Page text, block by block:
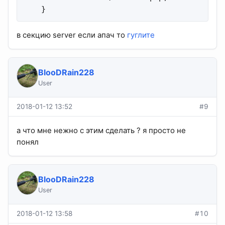
    }
в секцию server если апач то гуглите
BlooDRain228
User
2018-01-12 13:52 #9
а что мне нежно с этим сделать ? я просто не
понял
BlooDRain228
User
2018-01-12 13:58 #10